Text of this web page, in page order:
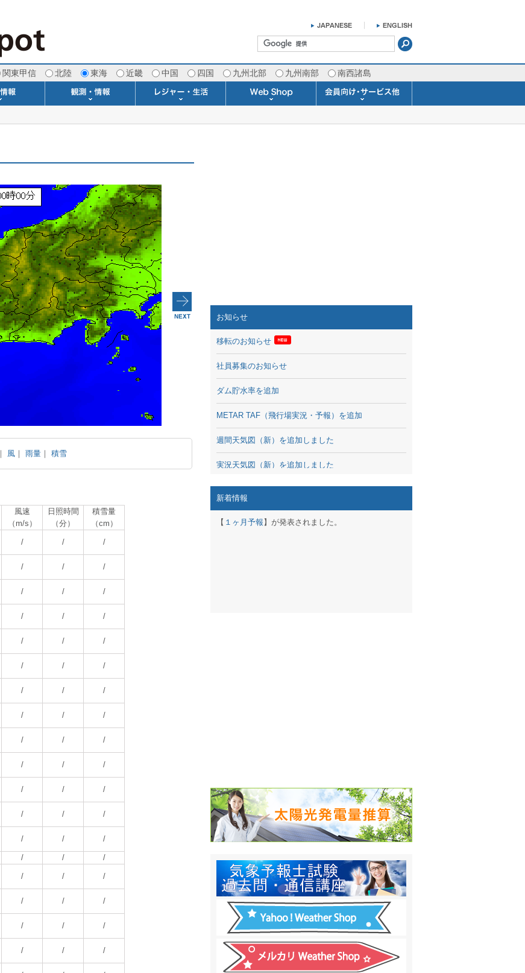
関東甲信 北陸 東海 近畿 中国 四国 九州北部 九州南部 南西諸島
｜ 風｜ 雨量｜ 積雪
風速
（m/s）
日照時間
（分）
積雪量
（cm）
/ / /
/ / /
/ / /
/ / /
/ / /
/ / /
/ / /
/ / /
/ / /
/ / /
/ / /
/ / /
/ / /
/ /
/
/ / /
/ / /
/ / /
/ / /
お知らせ
移転のお知らせ
社員募集のお知らせ
ダム貯水率を追加
METAR TAF（飛行場実況・予報）を追加
週間天気図（新）を追加しました
実況天気図（新）を追加しました
ｽﾏｰﾄﾌｫﾝ用のサイト作成！
結露 10日間予報オプション追加！
ガリレオ温度計&天気管新色登場！
HPリニューアル第２弾：本サイト Update!
HPリニューアル第１弾：英語ページOPEN
週間天気図&週間波浪図を10日に延長しました
太陽光発電量の推算はじめました
気象情報通知サービス「お天気見張り番」開始
新着情報
【 １ヶ月予報 】が発表されました。